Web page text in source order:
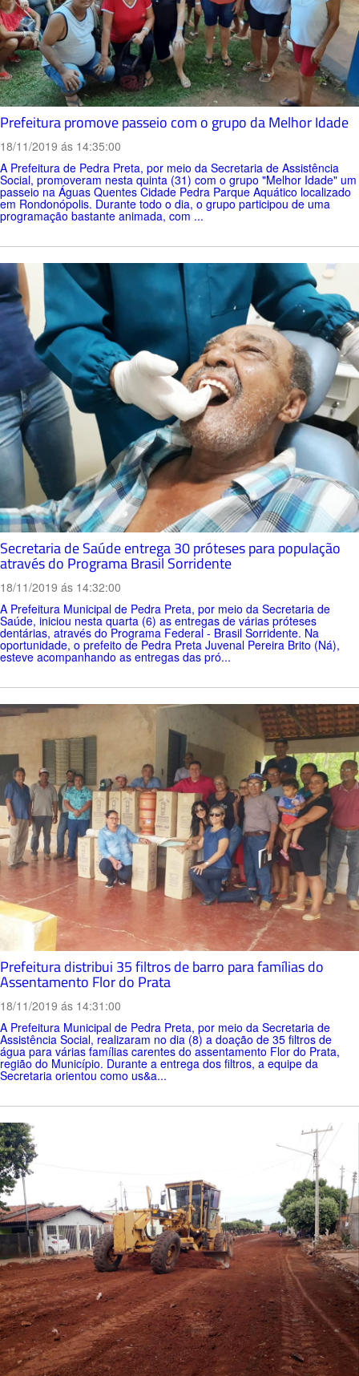
Prefeitura promove passeio com o grupo da Melhor Idade
18/11/2019 ás 14:35:00
A Prefeitura de Pedra Preta, por meio da Secretaria de Assistência
Social, promoveram nesta quinta (31) com o grupo "Melhor Idade" um
passeio na Águas Quentes Cidade Pedra Parque Aquático localizado
em Rondonópolis. Durante todo o dia, o grupo participou de uma
programação bastante animada, com ...
Secretaria de Saúde entrega 30 próteses para população
através do Programa Brasil Sorridente
18/11/2019 ás 14:32:00
A Prefeitura Municipal de Pedra Preta, por meio da Secretaria de
Saúde, iniciou nesta quarta (6) as entregas de várias próteses
dentárias, através do Programa Federal - Brasil Sorridente. Na
oportunidade, o prefeito de Pedra Preta Juvenal Pereira Brito (Ná),
esteve acompanhando as entregas das pró...
Prefeitura distribui 35 filtros de barro para famílias do
Assentamento Flor do Prata
18/11/2019 ás 14:31:00
A Prefeitura Municipal de Pedra Preta, por meio da Secretaria de
Assistência Social, realizaram no dia (8) a doação de 35 filtros de
água para várias famílias carentes do assentamento Flor do Prata,
região do Município. Durante a entrega dos filtros, a equipe da
Secretaria orientou como us&a...